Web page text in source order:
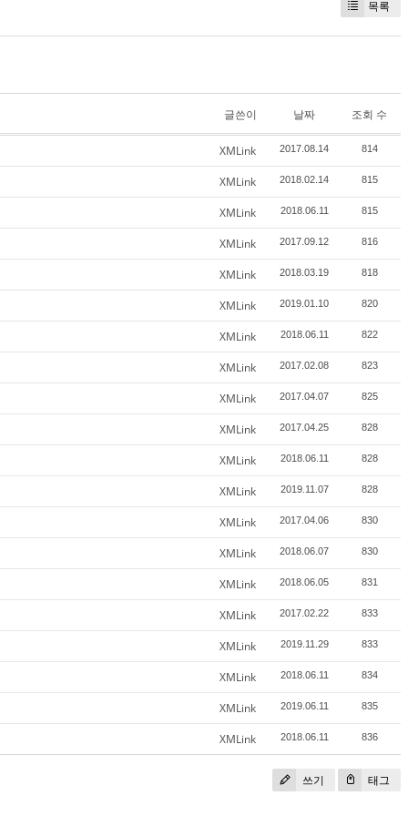
목록
글쓴이 날짜 조회 수
XMLink 2017.08.14 814
XMLink 2018.02.14 815
XMLink 2018.06.11 815
XMLink 2017.09.12 816
XMLink 2018.03.19 818
XMLink 2019.01.10 820
XMLink 2018.06.11 822
XMLink 2017.02.08 823
XMLink 2017.04.07 825
XMLink 2017.04.25 828
XMLink 2018.06.11 828
XMLink 2019.11.07 828
XMLink 2017.04.06 830
XMLink 2018.06.07 830
XMLink 2018.06.05 831
XMLink 2017.02.22 833
XMLink 2019.11.29 833
XMLink 2018.06.11 834
XMLink 2019.06.11 835
XMLink 2018.06.11 836
쓰기 태그